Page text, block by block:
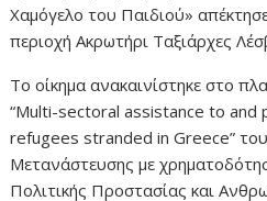
Χαμόγελο του Παιδιού»
περιοχή Ακρωτήρι Ταξιάρχες
Το οίκημα ανακαινίστηκε στο
“Multi-sectoral assistance to
refugees stranded in Greece”
Μετανάστευσης με
Πολιτικής Προστασίας και